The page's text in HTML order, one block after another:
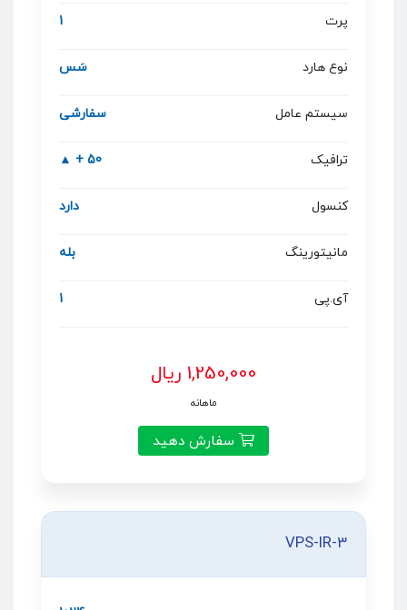
1 پرت
سَس نوع هارد
سفارشی سیستم عامل
50 + ▲ ترافیک
دارد کنسول
بله مانیتورینگ
1 آی.پی
1,250,000 ریال
ماهانه
سفارش دهید
VPS-IR-3